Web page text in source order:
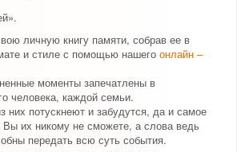
личную книгу памяти, собрав ее в
и стиле с помощью нашего онлайн –
моменты запечатлены в
человека, каждой семьи.
них потускнеют и забудутся, да и самое
Вы их никому не сможете, а слова ведь
передать всю суть события.